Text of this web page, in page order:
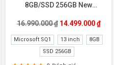
₫.
hiện tại là: 10.999.000 ₫.
8GB/SSD 256GB New
16.990.000₫ Giá gốc là:
14.499.000₫Giá
Microsoft SQ1 13 inch
8GB
SSD 256GB